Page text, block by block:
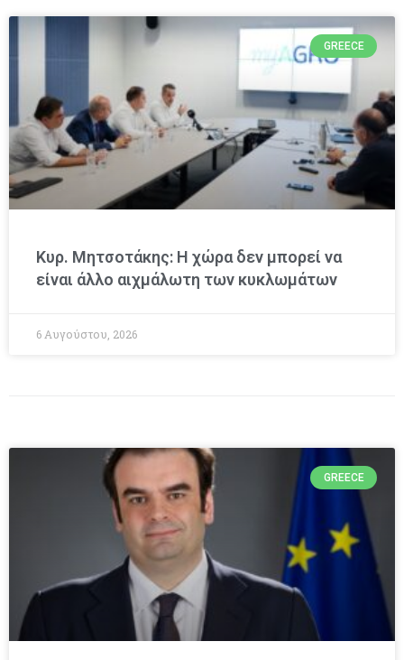
GREECE
Κυρ. Μητσοτάκης: Η χώρα δεν μπορεί να
είναι άλλο αιχμάλωτη των κυκλωμάτων
6 Αυγούστου, 2026
GREECE